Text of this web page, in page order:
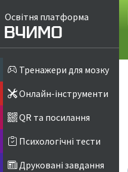
Освітня платформа
Тренажери для мозку
Онлайн-інструменти
QR та посилання
Психологічні тести
Друковані завдання